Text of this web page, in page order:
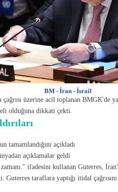
BM - İran - İsrail
üzerine acil toplanan BMGK'de
olduğuna dikkati çekti.
tamamlandığını açıkladı
açıklamalar geldi
ifadesini kullanan Guterres,
Guterres taraflara yaptığı itidal